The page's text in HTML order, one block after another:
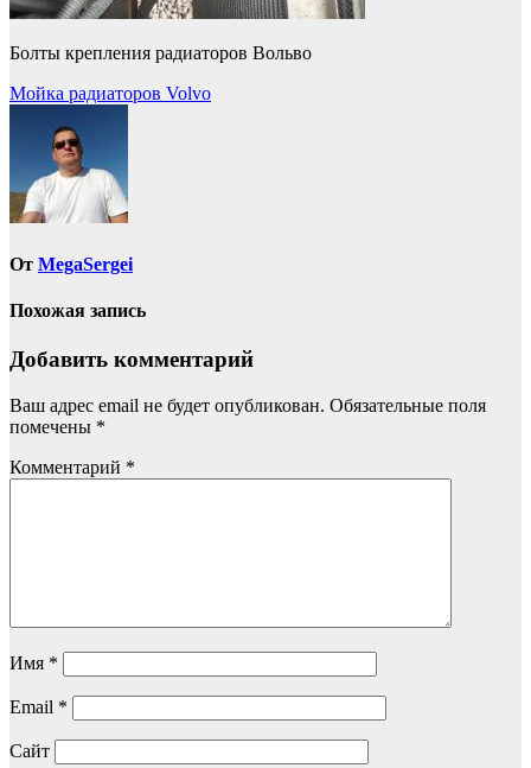
Болты крепления радиаторов Вольво
Навигация
записям
Мойка радиаторов Volvo
От MegaSergei
Похожая запись
Добавить комментарий
Ваш адрес email не будет опубликован. Обязательные поля
помечены *
Комментарий *
Имя *
Email *
Сайт